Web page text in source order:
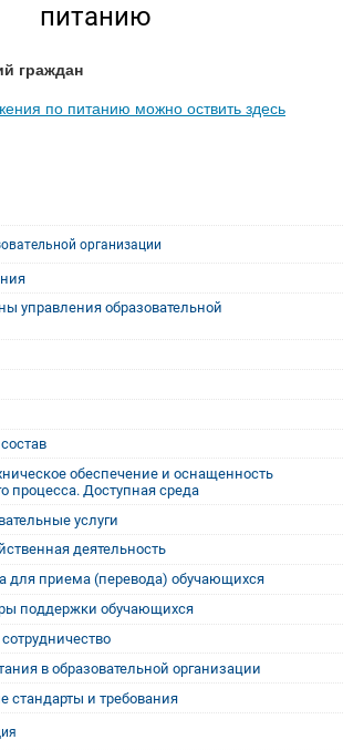
питанию
граждан
по питанию можно оствить здесь
организации
управления образовательной
обеспечение и оснащенность
процесса. Доступная среда
услуги
деятельность
для приема (перевода) обучающихся
поддержки обучающихся
в образовательной организации
стандарты и требования